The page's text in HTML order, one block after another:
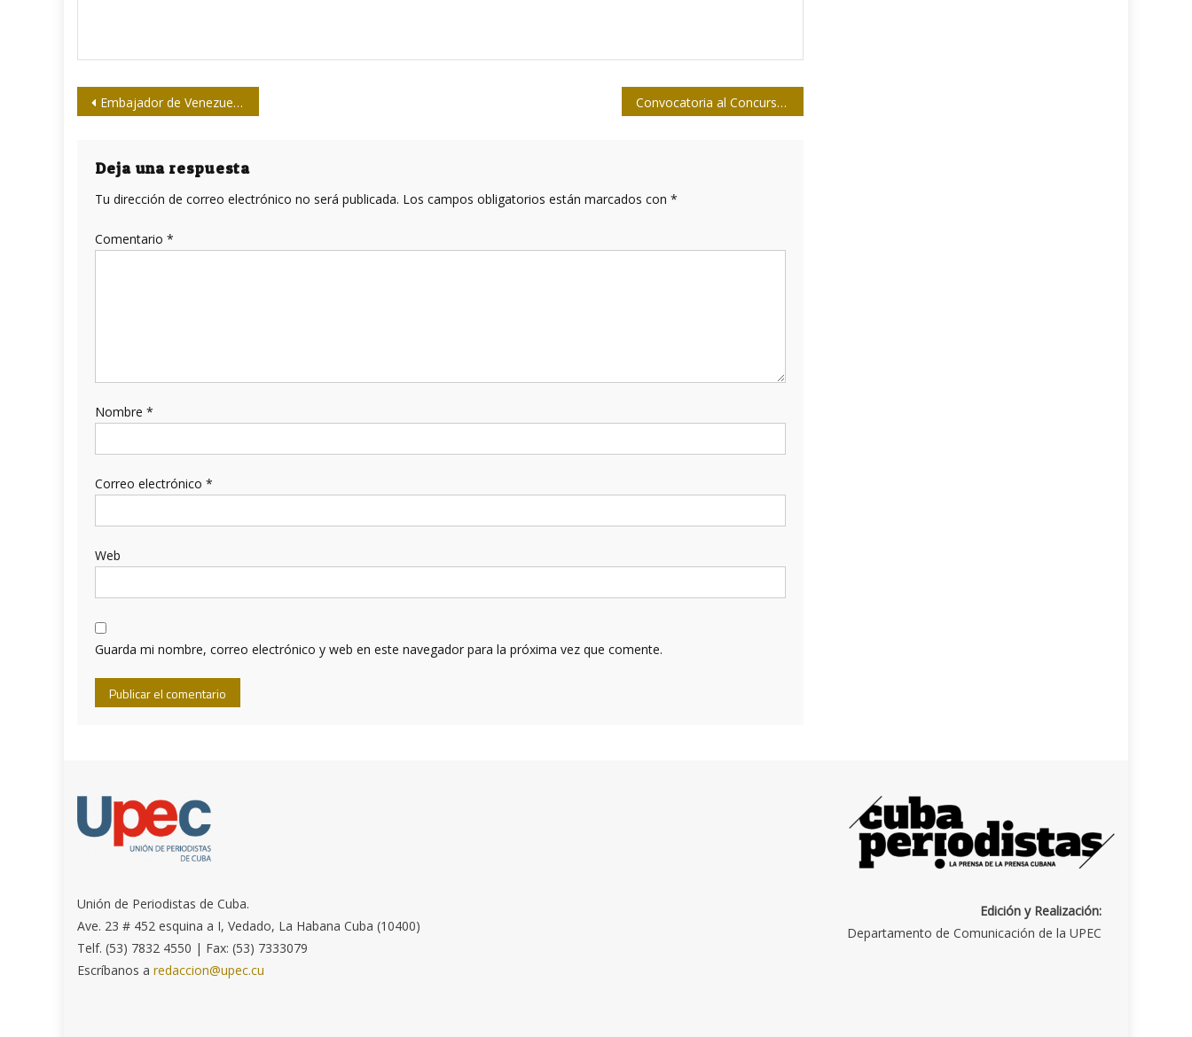
Navegación
entradas
Embajador de Venezuela en ONU denuncia campaña mediática Convocatoria al Concurso Nacional de Periodismo 26 de julio de 2017
Deja una respuesta
Tu dirección de correo electrónico no será publicada. Los campos obligatorios están marcados con *
Comentario *
Nombre *
Correo electrónico *
Web
Guarda mi nombre, correo electrónico y web en este navegador para la próxima vez que comente.
Unión de Periodistas de Cuba.
Ave. 23 # 452 esquina a I, Vedado, La Habana Cuba (10400)
Telf. (53) 7832 4550 | Fax: (53) 7333079
Escríbanos aredaccion@upec.cu
Edición y Realización:
Departamento de Comunicación de la UPEC